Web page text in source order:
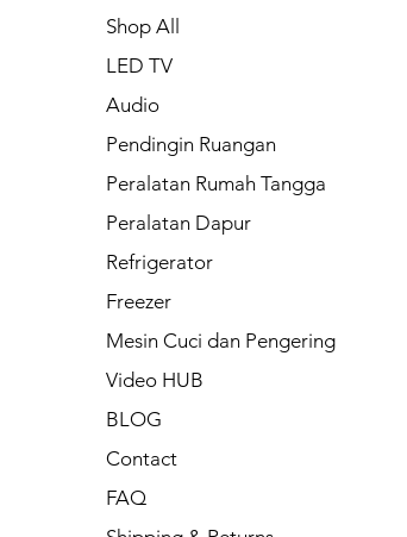
Shop All
LED TV
Audio
Pendingin Ruangan
Peralatan Rumah Tangga
Peralatan Dapur
Refrigerator
Freezer
Mesin Cuci dan Pengering
Video HUB
BLOG
Contact
FAQ